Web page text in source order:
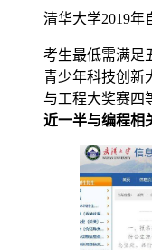
清华大学2019年
考生最低需满足
青少年科技创新
与工程大奖赛四
近一半与编程相